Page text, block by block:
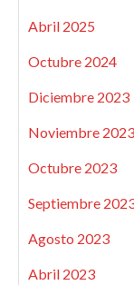
Abril 2025
Octubre 2024
Diciembre 2023
Noviembre 2023
Octubre 2023
Septiembre
Agosto 2023
Abril 2023